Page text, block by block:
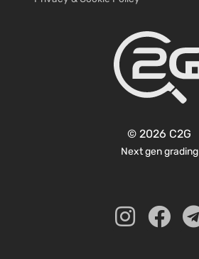
© 2026 C2G
Next gen grading